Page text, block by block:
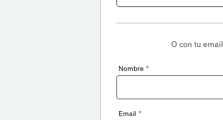
O con tu email
Nombre *
Email *